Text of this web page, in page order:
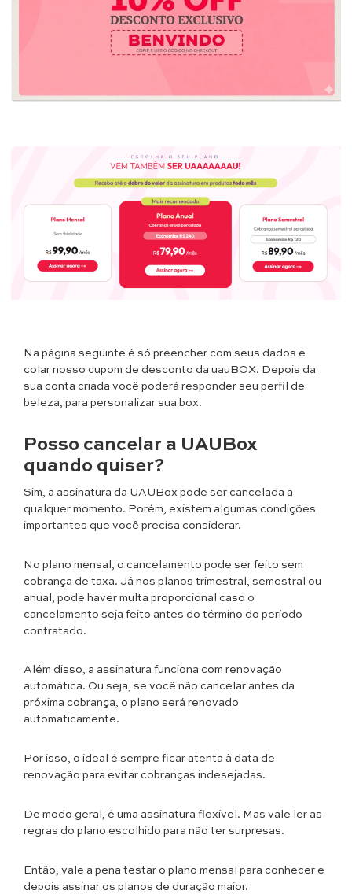
Na página seguinte é só preencher com seus dados e
colar nosso cupom de desconto da uauBOX. Depois da
sua conta criada você poderá responder seu perfil de
beleza, para personalizar sua box.
Posso cancelar a UAUBox
quando quiser?
Sim, a assinatura da UAUBox pode ser cancelada a
qualquer momento. Porém, existem algumas condições
importantes que você precisa considerar.
No plano mensal, o cancelamento pode ser feito sem
cobrança de taxa. Já nos planos trimestral, semestral ou
anual, pode haver multa proporcional caso o
cancelamento seja feito antes do término do período
contratado.
Além disso, a assinatura funciona com renovação
automática. Ou seja, se você não cancelar antes da
próxima cobrança, o plano será renovado
automaticamente.
Por isso, o ideal é sempre ficar atenta à data de
renovação para evitar cobranças indesejadas.
De modo geral, é uma assinatura flexível. Mas vale ler as
regras do plano escolhido para não ter surpresas.
Então, vale a pena testar o plano mensal para conhecer e
depois assinar os planos de duração maior.